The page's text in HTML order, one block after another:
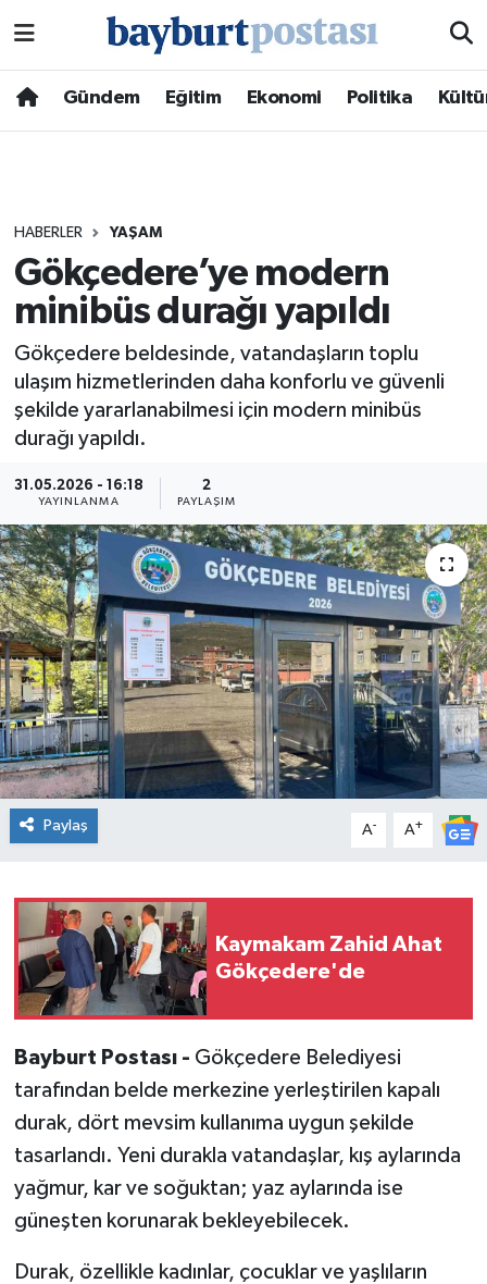
Gündem Eğitim Ekonomi Politika
HABERLER YAŞAM
Gökçedere’ye modern
minibüs durağı yapıldı
Gökçedere beldesinde, vatandaşların toplu
ulaşım hizmetlerinden daha konforlu ve güvenli
şekilde yararlanabilmesi için modern minibüs
durağı yapıldı.
31.05.2026 - 16:18
YAYINLANMA
2
PAYLAŞIM
Paylaş A- A+
Kaymakam Zahid Ahat
Gökçedere'de
Bayburt Postası - Gökçedere Belediyesi
tarafından belde merkezine yerleştirilen kapalı
durak, dört mevsim kullanıma uygun şekilde
tasarlandı. Yeni durakla vatandaşlar, kış aylarında
yağmur, kar ve soğuktan; yaz aylarında ise
güneşten korunarak bekleyebilecek.
Durak, özellikle kadınlar, çocuklar ve yaşlıların
Hava Durumu
Süper Lig Puan Durumu ve Fikstür
Tüm Manşetler
Son Dakika Haberleri